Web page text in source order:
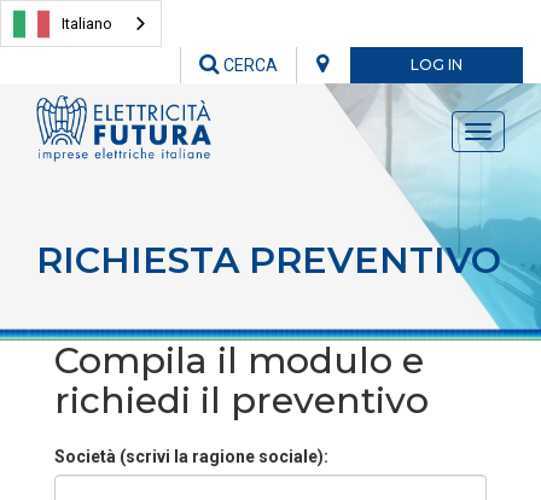
Italiano
LOG IN
CERCA
Toggle
RICHIESTA PREVENTIVO
Compila il modulo e
richiedi il preventivo
Società (scrivi la ragione sociale):